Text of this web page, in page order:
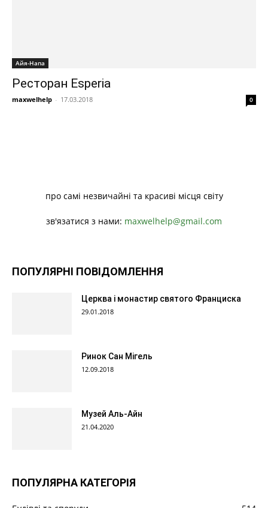
Айя-Напа
Ресторан Esperia
maxwelhelp - 17.03.2018 0
про самі незвичайні та красиві місця світу
зв'язатися з нами: maxwelhelp@gmail.com
ПОПУЛЯРНІ ПОВІДОМЛЕННЯ
Церква і монастир святого Франциска
29.01.2018
Ринок Сан Мігель
12.09.2018
Музей Аль-Айн
21.04.2020
ПОПУЛЯРНА КАТЕГОРІЯ